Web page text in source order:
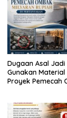
Dugaan Asal Jadi
Gunakan Material
Proyek Pemecah